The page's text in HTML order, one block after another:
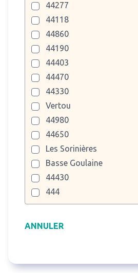
44277
44118
44860
44190
44403
44470
44330
Vertou
44980
44650
Les Sorinières
Basse Goulaine
44430
444
ANNULER